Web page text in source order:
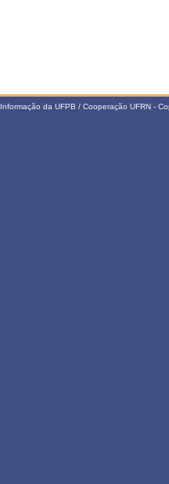
da UFPB / Cooperação UFRN -